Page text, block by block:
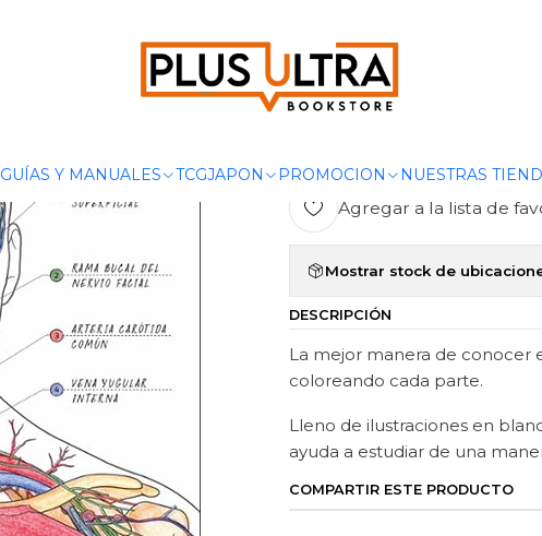
GUÍAS Y MANUALES TCGJAPON PROMOCION NUESTRAS
|
ATLAS DE
Agregar a la lista de
Mostrar stock de
DESCRIPCIÓN
La mejor manera de conocer
coloreando cada parte.
Lleno de ilustraciones en
ayuda a estudiar de una
COMPARTIR ESTE PRODUCTO